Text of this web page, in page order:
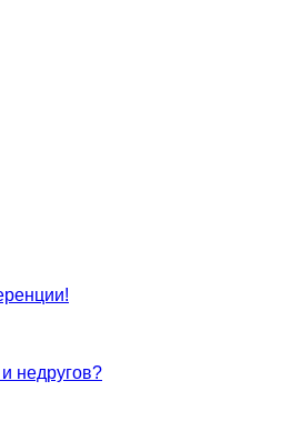
недругов?